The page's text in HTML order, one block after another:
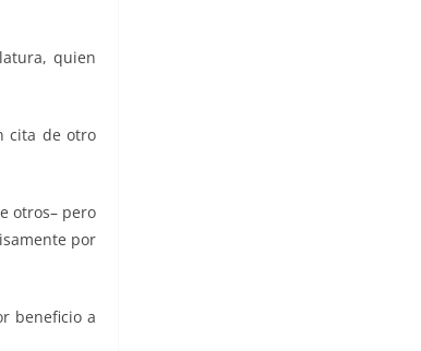
quien
cita de otro
otros– pero
por
beneficio a